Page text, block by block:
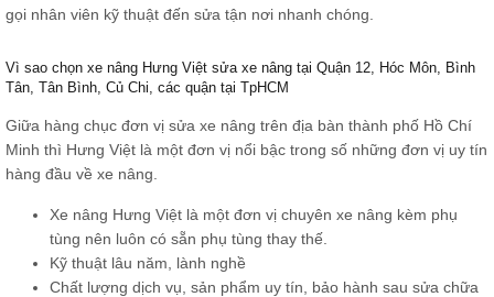
gọi nhân viên kỹ thuật đến sửa tận nơi nhanh chóng.
Vì sao chọn xe nâng Hưng Việt sửa xe nâng tại Quận 12, Hóc Môn, Bình
Tân, Tân Bình, Củ Chi, các quận tại TpHCM
Giữa hàng chục đơn vị sửa xe nâng trên địa bàn thành phố Hồ Chí
Minh thì Hưng Việt là một đơn vị nổi bậc trong số những đơn vị uy tín
hàng đầu về xe nâng.
Xe nâng Hưng Việt là một đơn vị chuyên xe nâng kèm phụ
tùng nên luôn có sẵn phụ tùng thay thế.
Kỹ thuật lâu năm, lành nghề
Chất lượng dịch vụ, sản phẩm uy tín, bảo hành sau sửa chữa